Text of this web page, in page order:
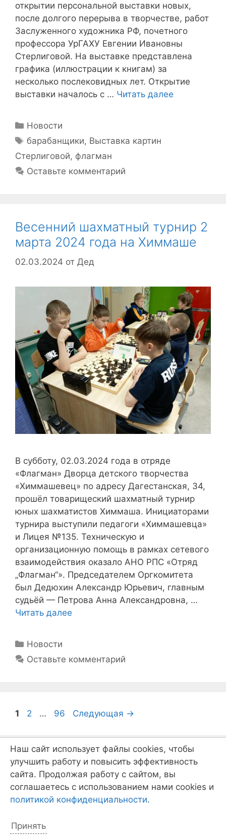
открытии персональной выставки новых,
после долгого перерыва в творчестве, работ
Заслуженного художника РФ, почетного
профессора УрГАХУ Евгении Ивановны
Стерлиговой. На выставке представлена
графика (иллюстрации к книгам) за
несколько послековидных лет. Открытие
выставки началось с … Читать далее
Рубрики
Новости
Метки
барабанщики, Выставка картин
Стерлиговой, флагман
Оставьте комментарий
Весенний шахматный турнир 2
марта 2024 года на Химмаше
02.03.2024 от Дед
В субботу, 02.03.2024 года в отряде
«Флагман» Дворца детского творчества
«Химмашевец» по адресу Дагестанская, 34,
прошёл товарищеский шахматный турнир
юных шахматистов Химмаша. Инициаторами
турнира выступили педагоги «Химмашевца»
и Лицея №135. Техническую и
организационную помощь в рамках сетевого
взаимодействия оказало АНО РПС «Отряд
„Флагман“». Председателем Оргкомитета
был Дедюхин Александр Юрьевич, главным
судьёй — Петрова Анна Александровна, …
Читать далее
Рубрики
Новости
Оставьте комментарий
Навигация
Страница
1 Страница
2 … Страница
96 Следующая →
Записать ребёнка
Наш сайт использует файлы cookies, чтобы
улучшить работу и повысить эффективность
сайта. Продолжая работу с сайтом, вы
соглашаетесь с использованием нами cookies и
политикой конфиденциальности.
Принять